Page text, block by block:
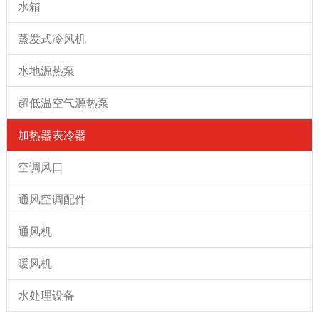
水箱
蒸发式冷风机
水地源热泵
超低温空气源热泵
加热器表冷器
空调风口
通风空调配件
通风机
暖风机
水处理设备